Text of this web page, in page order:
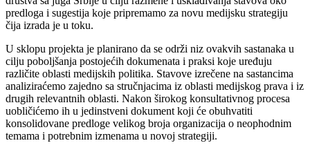
predloga i sugestija koje pripremamo za novu medijsku strategiju
čija izrada je u toku.
U sklopu projekta je planirano da se održi niz ovakvih sastanaka u
cilju poboljšanja postojećih dokumenata i praksi koje uređuju
različite oblasti medijskih politika. Stavove izrečene na sastancima
analiziraćemo zajedno sa stručnjacima iz oblasti medijskog prava i iz
drugih relevantnih oblasti. Nakon širokog konsultativnog procesa
uobličićemo ih u jedinstveni dokument koji će obuhvatiti
konsolidovane predloge velikog broja organizacija o neophodnim
temama i potrebnim izmenama u novoj strategiji.